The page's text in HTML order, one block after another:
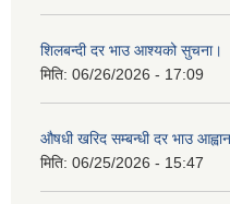
शिलबन्दी दर भाउ आश्यको सुचना।
मिति: 06/26/2026 - 17:09
औषधी खरिद सम्बन्धी दर भाउ
मिति: 06/25/2026 - 15:47